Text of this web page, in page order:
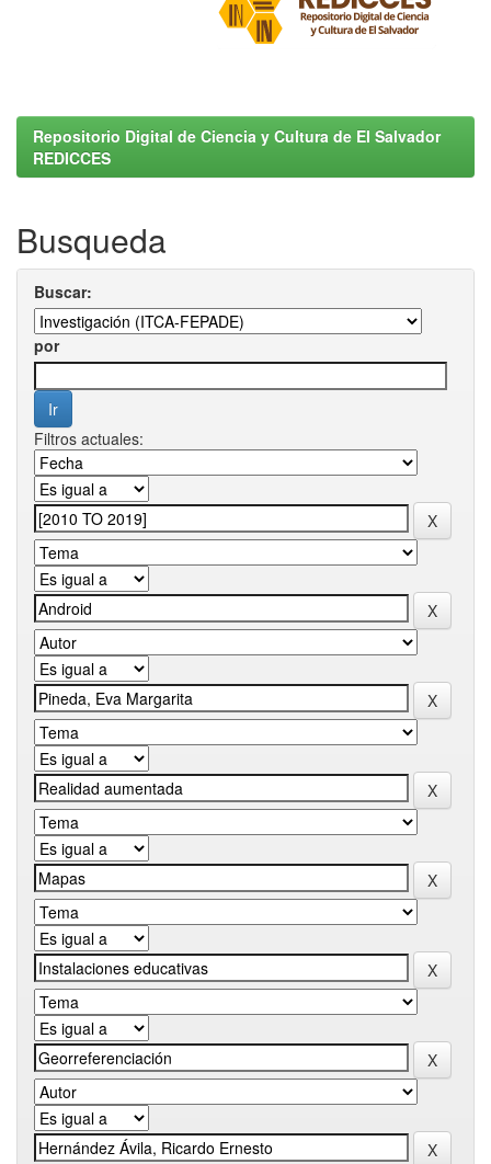
Repositorio Digital de Ciencia y Cultura de El Salvador
REDICCES
Busqueda
Buscar:
por
Filtros actuales: